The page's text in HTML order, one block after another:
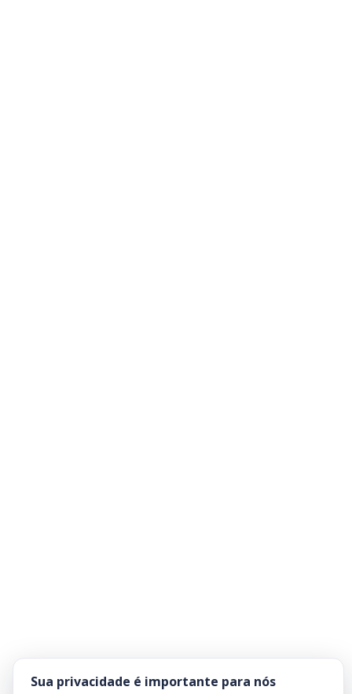
Sua privacidade é importante para nós